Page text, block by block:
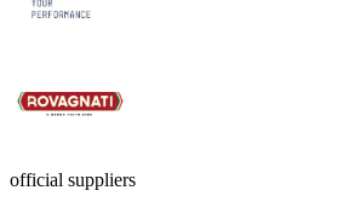
official suppliers